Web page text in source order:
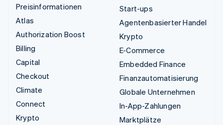
Preisinformationen
Atlas
Authorization Boost
Billing
Capital
Checkout
Climate
Connect
Krypto
Start-ups
Agentenbasierter Handel
Krypto
E-Commerce
Embedded Finance
Finanzautomatisierung
Globale Unternehmen
In-App-Zahlungen
Marktplätze